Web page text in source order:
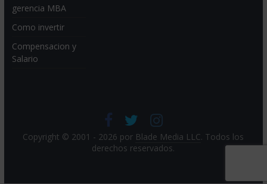
gerencia MBA
Como invertir
Compensacion y
Salario
Copyright © 2001 - 2026 por Blade Media LLC. Todos los
derechos reservados.